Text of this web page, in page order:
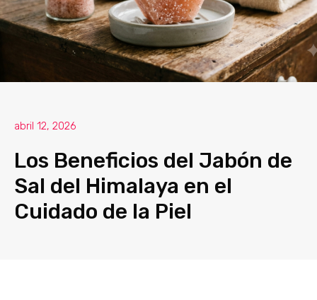
abril 12, 2026
Los Beneficios del Jabón de
Sal del Himalaya en el
Cuidado de la Piel